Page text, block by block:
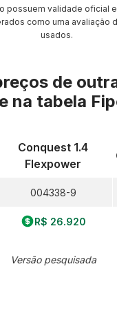
possuem validade oficial
como uma avaliação
usados.
de
na tabela
Conquest 1.4
Flexpower
004338-9
R$ 26.920
Versão pesquisada